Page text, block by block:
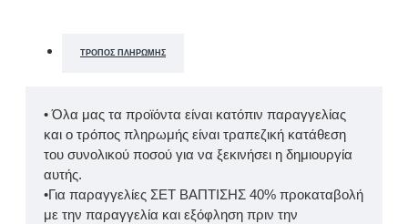
ΤΡΌΠΟΣ ΠΛΗΡΩΜΉΣ
• Όλα μας τα προϊόντα είναι κατόπιν παραγγελίας
και ο τρόπος πληρωμής είναι τραπεζική κατάθεση
του συνολικού ποσού για να ξεκινήσει η δημιουργία
αυτής.
•Για παραγγελίες ΣΕΤ ΒΑΠΤΙΣΗΣ 40% προκαταβολή
με την παραγγελία και εξόφληση πριν την